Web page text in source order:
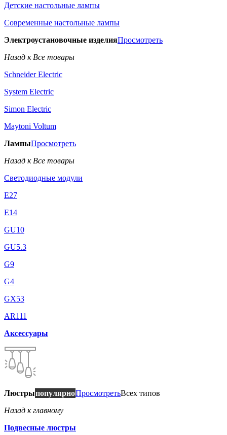
Детские настольные лампы
Современные настольные лампы
Электроустановочные изделияПросмотреть
Назад к Все товары
Schneider Electric
System Electric
Simon Electric
Maytoni Voltum
ЛампыПросмотреть
Назад к Все товары
Светодиодные модули
E27
E14
GU10
GU5.3
G9
G4
GX53
AR111
Аксессуары
ЛюстрыпопулярноПросмотретьВсех типов
Назад к главному
Подвесные люстры